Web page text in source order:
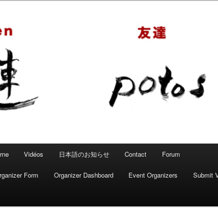
Mahjong convivial
Vidéos 日本語のお知らせ Contact Forum
Form Organizer Dashboard Event Organizers Submit